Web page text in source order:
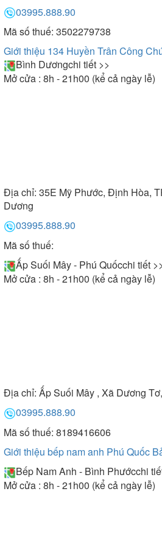
03995.888.90
Mã số thuế: 3502279738
Giới thiệu 134 Huyền Trân Công
Bình Dươngchi tiết >>
Mở cửa : 8h - 21h00 (kể cả ngày lễ)
Địa chỉ: 35E Mỹ Phước, Định Hòa,
Dương
03995.888.90
Mã số thuế:
Ấp Suối Mây - Phú Quốcchi tiết >>
Mở cửa : 8h - 21h00 (kể cả ngày lễ)
Địa chỉ: Ấp Suối Mây , Xã Dương
03995.888.90
Mã số thuế: 8189416606
Giới thiệu bếp nam anh Phú Quốc
Bếp Nam Anh - Bình Phướcchi
Mở cửa : 8h - 21h00 (kể cả ngày lễ)